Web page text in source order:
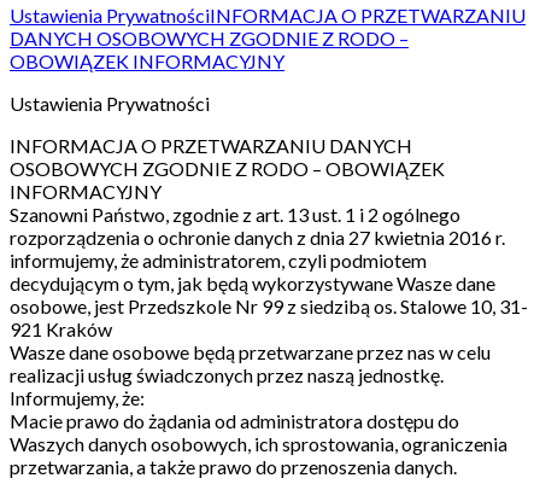
Ustawienia PrywatnościINFORMACJA O PRZETWARZANIU
DANYCH OSOBOWYCH ZGODNIE Z RODO –
OBOWIĄZEK INFORMACYJNY
Ustawienia Prywatności
INFORMACJA O PRZETWARZANIU DANYCH
OSOBOWYCH ZGODNIE Z RODO – OBOWIĄZEK
INFORMACYJNY
Szanowni Państwo, zgodnie z art. 13 ust. 1 i 2 ogólnego
rozporządzenia o ochronie danych z dnia 27 kwietnia 2016 r.
informujemy, że administratorem, czyli podmiotem
decydującym o tym, jak będą wykorzystywane Wasze dane
osobowe, jest Przedszkole Nr 99 z siedzibą os. Stalowe 10, 31-
921 Kraków
Wasze dane osobowe będą przetwarzane przez nas w celu
realizacji usług świadczonych przez naszą jednostkę.
Informujemy, że:
Macie prawo do żądania od administratora dostępu do
Waszych danych osobowych, ich sprostowania, ograniczenia
przetwarzania, a także prawo do przenoszenia danych.